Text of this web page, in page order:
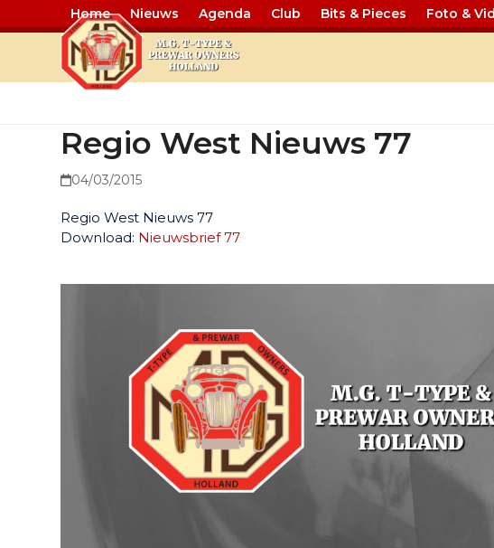
Home Nieuws Agenda Club Bits & Pieces Foto &
Regio West Nieuws 77
04/03/2015
Regio West Nieuws 77
Download: Nieuwsbrief 77